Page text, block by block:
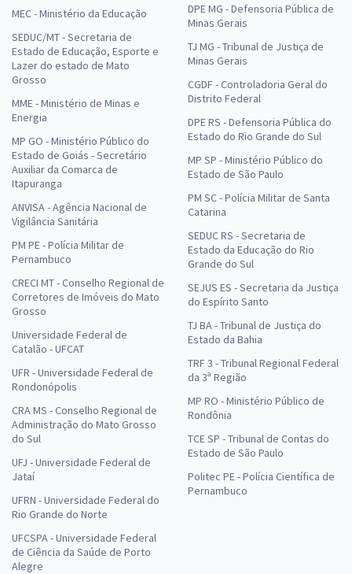
MEC - Ministério da Educação
SEDUC/MT - Secretaria de
Estado de Educação, Esporte e
Lazer do estado de Mato
Grosso
MME - Ministério de Minas e
Energia
MP GO - Ministério Público do
Estado de Goiás - Secretário
Auxiliar da Comarca de
Itapuranga
ANVISA - Agência Nacional de
Vigilância Sanitária
PM PE - Polícia Militar de
Pernambuco
CRECI MT - Conselho Regional de
Corretores de Imóveis do Mato
Grosso
Universidade Federal de
Catalão - UFCAT
UFR - Universidade Federal de
Rondonópolis
CRA MS - Conselho Regional de
Administração do Mato Grosso
do Sul
UFJ - Universidade Federal de
Jataí
UFRN - Universidade Federal do
Rio Grande do Norte
UFCSPA - Universidade Federal
de Ciência da Saúde de Porto
Alegre
DPE MG - Defensoria Pública de
Minas Gerais
TJ MG - Tribunal de Justiça de
Minas Gerais
CGDF - Controladoria Geral do
Distrito Federal
DPE RS - Defensoria Pública do
Estado do Rio Grande do Sul
MP SP - Ministério Público do
Estado de São Paulo
PM SC - Polícia Militar de Santa
Catarina
SEDUC RS - Secretaria de
Estado da Educação do Rio
Grande do Sul
SEJUS ES - Secretaria da Justiça
do Espírito Santo
TJ BA - Tribunal de Justiça do
Estado da Bahia
TRF 3 - Tribunal Regional Federal
da 3ª Região
MP RO - Ministério Público de
Rondônia
TCE SP - Tribunal de Contas do
Estado de São Paulo
Politec PE - Polícia Científica de
Pernambuco